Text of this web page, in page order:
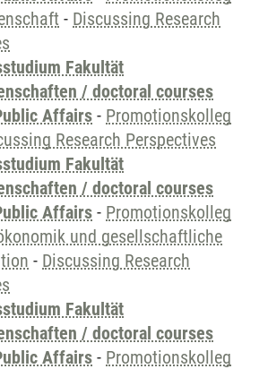
- Discussing Research
Fakultät
/ doctoral courses
Affairs - Promotionskolleg
Research Perspectives
Fakultät
/ doctoral courses
Affairs - Promotionskolleg
und gesellschaftliche
- Discussing Research
Fakultät
/ doctoral courses
Affairs - Promotionskolleg